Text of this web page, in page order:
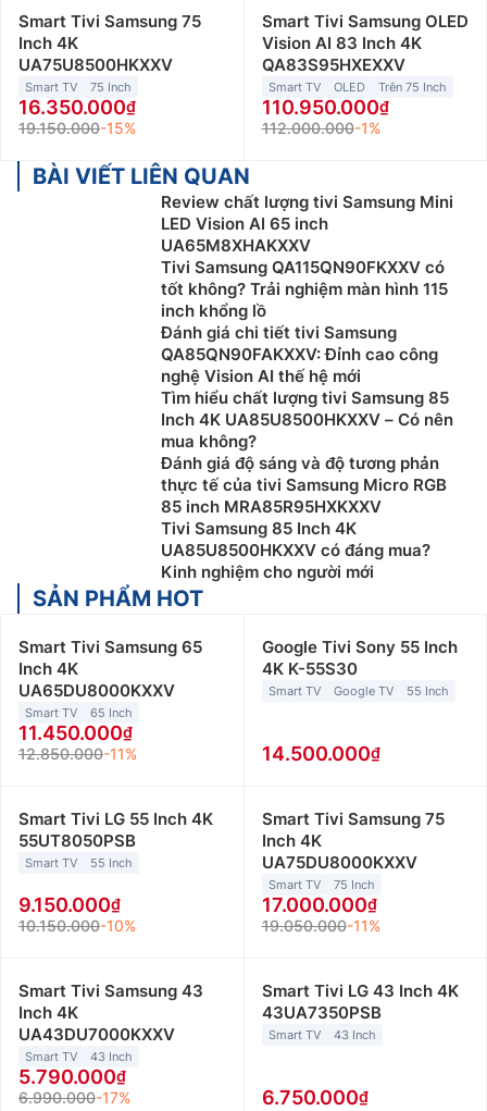
Smart Tivi Samsung 75
Inch 4K
UA75U8500HKXXV
Smart TV 75 Inch
16.350.000
19.150.000-15%
Smart Tivi Samsung OLED
Vision AI 83 Inch 4K
QA83S95HXEXXV
Smart TV OLED Trên 75 Inch
110.950.000
112.000.000-1%
BÀI VIẾT LIÊN QUAN
Review chất lượng tivi Samsung Mini
LED Vision AI 65 inch
UA65M8XHAKXXV
Tivi Samsung QA115QN90FKXXV có
tốt không? Trải nghiệm màn hình 115
inch khổng lồ
Đánh giá chi tiết tivi Samsung
QA85QN90FAKXXV: Đỉnh cao công
nghệ Vision AI thế hệ mới
Tìm hiểu chất lượng tivi Samsung 85
Inch 4K UA85U8500HKXXV – Có nên
mua không?
Đánh giá độ sáng và độ tương phản
thực tế của tivi Samsung Micro RGB
85 inch MRA85R95HXKXXV
Tivi Samsung 85 Inch 4K
UA85U8500HKXXV có đáng mua?
Kinh nghiệm cho người mới
SẢN PHẨM HOT
Smart Tivi Samsung 65
Inch 4K
UA65DU8000KXXV
Smart TV 65 Inch
11.450.000
12.850.000-11%
Google Tivi Sony 55 Inch
4K K-55S30
Smart TV Google TV 55 Inch
14.500.000
Smart Tivi LG 55 Inch 4K
55UT8050PSB
Smart TV 55 Inch
9.150.000
10.150.000-10%
Smart Tivi Samsung 75
Inch 4K
UA75DU8000KXXV
Smart TV 75 Inch
17.000.000
19.050.000-11%
Smart Tivi Samsung 43
Inch 4K
UA43DU7000KXXV
Smart TV 43 Inch
5.790.000
6.990.000-17%
Smart Tivi LG 43 Inch 4K
43UA7350PSB
Smart TV 43 Inch
6.750.000